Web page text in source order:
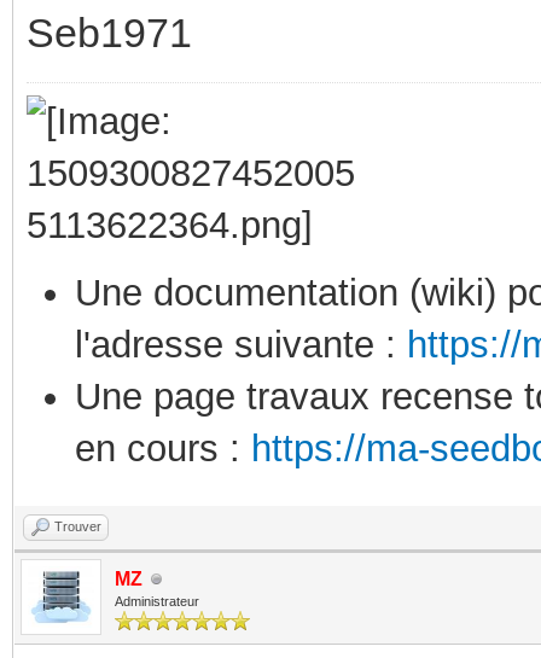
Seb1971
Une documentation (wiki)
l'adresse suivante : https://
Une page travaux recense
en cours : https://ma-
Trouver
MZ
Administrateur